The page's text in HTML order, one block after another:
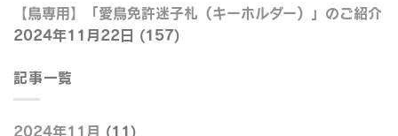
【鳥専用】「愛鳥免許迷子札（キーホルダー）」のご紹介
2024年11月22日 (157)
記事一覧
2024年11月 (11)